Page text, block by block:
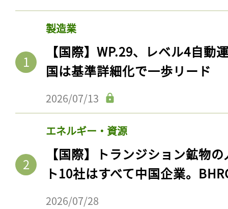
製造業
【国際】WP.29、レベル4自動
国は基準詳細化で一歩リード
2026/07/13
エネルギー・資源
【国際】トランジション鉱物
ト10社はすべて中国企業。
2026/07/28